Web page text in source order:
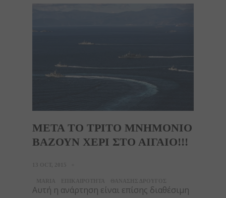
ΜΕΤΑ ΤΟ ΤΡΙΤΟ ΜΝΗΜΟΝΙΟ
ΒΑΖΟΥΝ ΧΕΡΙ ΣΤΟ ΑΙΓΑΙΟ!!!
Αυτή η ανάρτηση είναι επίσης διαθέσιμη